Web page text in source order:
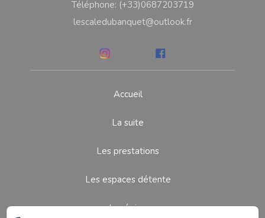
Téléphone: (+33)0687203719
lescaledubanquet@outlook.fr
Accueil
La suite
Les prestations
Les espaces détente
La région